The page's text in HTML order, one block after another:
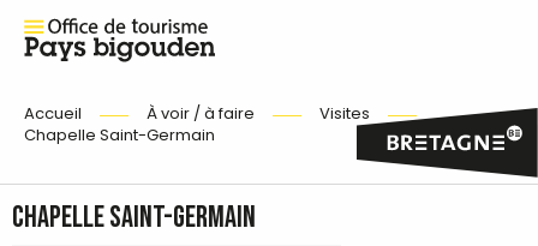
Accueil À voir / à faire
Visites
Chapelle Saint-Germain
Chapelle Saint-Germain